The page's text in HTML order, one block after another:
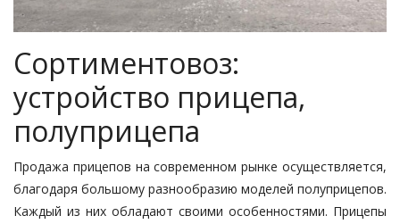
Сортиментовоз:
устройство прицепа,
полуприцепа
Продажа прицепов на современном рынке осуществляется,
благодаря большому разнообразию моделей полуприцепов.
Каждый из них обладают своими особенностями. Прицепы